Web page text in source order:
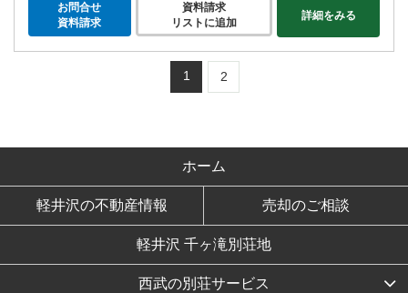
お問合せ
資料請求
資料請求
リストに追加
詳細をみる
1 2
ホーム
軽井沢の不動産情報 売却のご相談
軽井沢 千ヶ滝別荘地
西武の別荘サービス